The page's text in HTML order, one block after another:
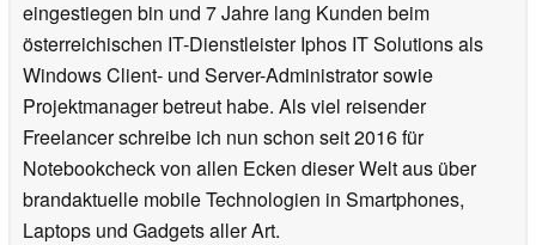
eingestiegen bin und 7 Jahre lang Kunden beim
österreichischen IT-Dienstleister Iphos IT Solutions als
Windows Client- und Server-Administrator sowie
Projektmanager betreut habe. Als viel reisender
Freelancer schreibe ich nun schon seit 2016 für
Notebookcheck von allen Ecken dieser Welt aus über
brandaktuelle mobile Technologien in Smartphones,
Laptops und Gadgets aller Art.